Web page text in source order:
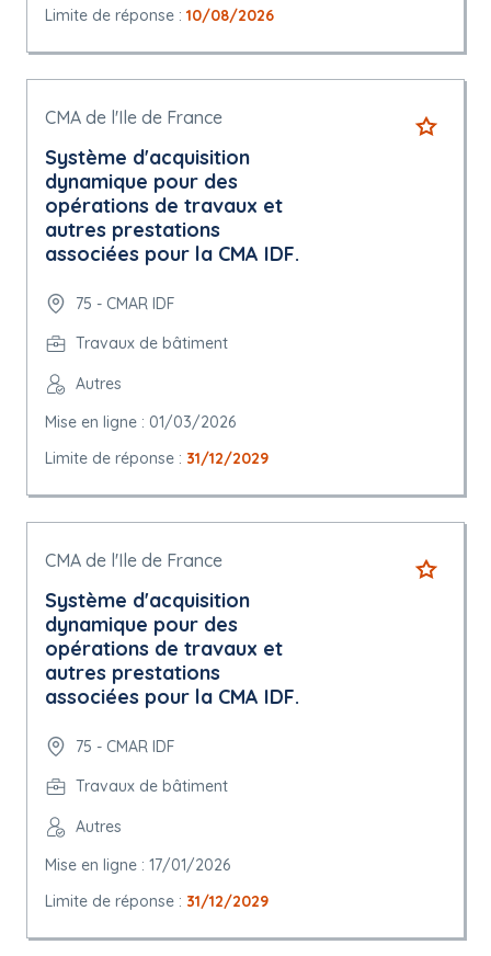
Limite de réponse : 10/08/2026
CMA de l'Ile de France
Système d'acquisition
dynamique pour des
opérations de travaux et
autres prestations
associées pour la CMA IDF.
75 - CMAR IDF
Travaux de bâtiment
Autres
Mise en ligne : 01/03/2026
Limite de réponse : 31/12/2029
CMA de l'Ile de France
Système d'acquisition
dynamique pour des
opérations de travaux et
autres prestations
associées pour la CMA IDF.
75 - CMAR IDF
Travaux de bâtiment
Autres
Mise en ligne : 17/01/2026
Limite de réponse : 31/12/2029